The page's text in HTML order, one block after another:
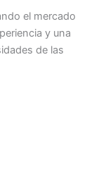
el mercado
y una
de las